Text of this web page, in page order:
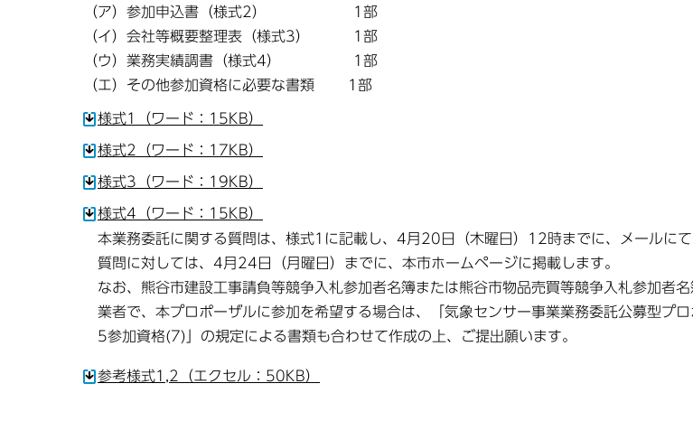
（ア）参加申込書（様式2） 1部
（イ）会社等概要整理表（様式3） 1部
（ウ）業務実績調書（様式4） 1部
（エ）その他参加資格に必要な書類 1部
様式1（ワード：15KB）
様式2（ワード：17KB）
様式3（ワード：19KB）
様式4（ワード：15KB）
本業務委託に関する質問は、様式1に記載し、4月20日（木曜日）12時までに、メールにて
質問に対しては、4月24日（月曜日）までに、本市ホームページに掲載します。
なお、熊谷市建設工事請負等競争入札参加者名簿または熊谷市物品売買等競争入札参加者
業者で、本プロポーザルに参加を希望する場合は、「気象センサー事業業務委託公募型プ
5参加資格(7)」の規定による書類も合わせて作成の上、ご提出願います。
参考様式1,2（エクセル：50KB）